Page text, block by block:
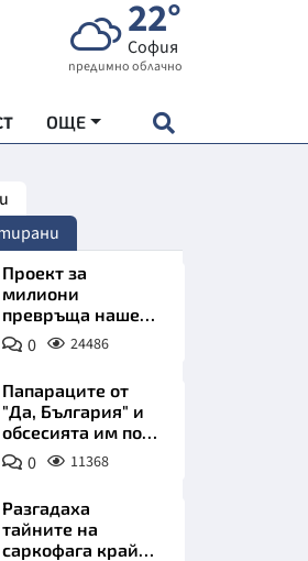
22°
София
предимно облачно
ОЩЕ
Проект за
милиони
превръща наше
село в магнит за
туристи
0 24486
Папараците от
"Да, България" и
обсесията им по
Пеевски
0 11368
Разгадаха
тайните на
саркофага край